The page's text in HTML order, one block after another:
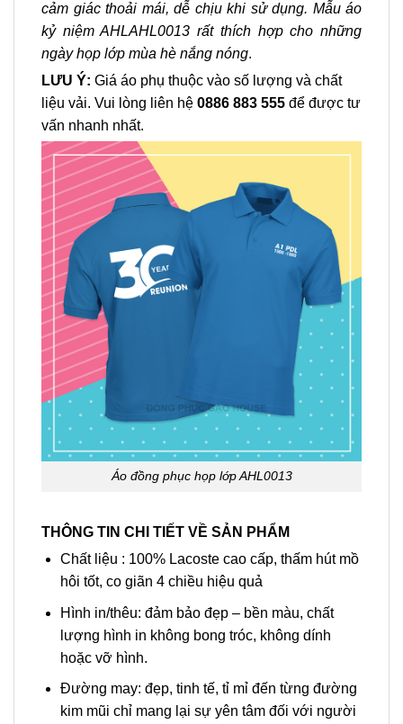
cảm giác thoải mái, dễ chịu khi sử dụng. Mẫu áo
kỷ niệm AHLAHL0013 rất thích hợp cho những
ngày họp lớp mùa hè nắng nóng.
LƯU Ý: Giá áo phụ thuộc vào số lượng và chất
liệu vải. Vui lòng liên hệ 0886 883 555 để được tư
vấn nhanh nhất.
Áo đồng phục họp lớp AHL0013
THÔNG TIN CHI TIẾT VỀ SẢN PHẨM
Chất liệu : 100% Lacoste cao cấp, thấm hút mồ
hôi tốt, co giãn 4 chiều hiệu quả
Hình in/thêu: đảm bảo đẹp – bền màu, chất
lượng hình in không bong tróc, không dính
hoặc vỡ hình.
Đường may: đẹp, tinh tế, tỉ mỉ đến từng đường
kim mũi chỉ mang lại sự yên tâm đối với người